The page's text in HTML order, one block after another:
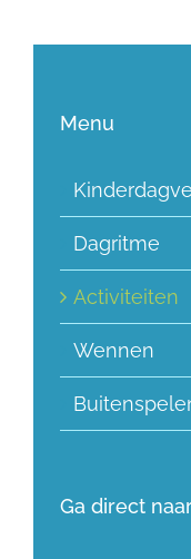
Menu
Dagritme
Activiteiten
Wennen
Ga direct